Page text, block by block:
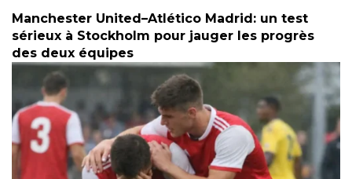
Manchester United–Atlético Madrid: un test
sérieux à Stockholm pour jauger les progrès
des deux équipes